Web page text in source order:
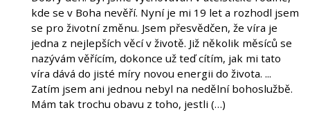
kde se v Boha nevěří. Nyní je mi 19 let a rozhodl jsem
se pro životní změnu. Jsem přesvědčen, že víra je
jedna z nejlepších věcí v životě. Již několik měsíců se
nazývám věřícím, dokonce už teď cítím, jak mi tato
víra dává do jisté míry novou energii do života. ...
Zatím jsem ani jednou nebyl na nedělní bohoslužbě.
Mám tak trochu obavu z toho, jestli (…)